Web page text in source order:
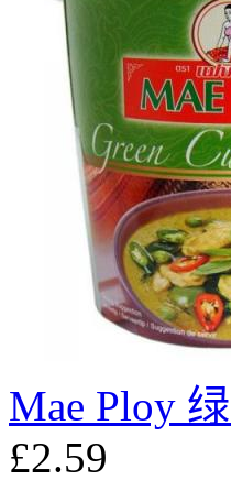
Mae Ploy
£2.59